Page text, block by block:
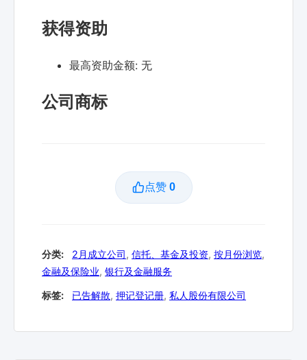
获得资助
最高资助金额: 无
公司商标
点赞 0
分类: 2月成立公司, 信托、基金及投资, 按月份浏览,
金融及保险业, 银行及金融服务
标签: 已告解散, 押记登记册, 私人股份有限公司